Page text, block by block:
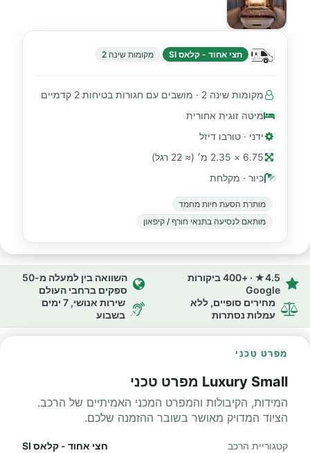
חצי אחוד - קלאס SI מקומות שינה 2
מקומות שינה 2 · מושבים עם חגורות בטיחות 2 קדמיים
מיטה זוגית אחורית
ידני · טורבו דיזל
6.75 × 2.35 מ׳ (≈ 22 רגל)
כיור · מקלחת
מותרת הסעת חיות מחמד
מותאם לנסיעה בתנאי חורף / קיפאון
4.5★ · +400 ביקורות
Google
השוואה בין למעלה מ-50
ספקים ברחבי העולם
מחירים סופיים, ללא
עמלות נסתרות
שירות אנושי, 7 ימים
בשבוע
מפרט טכני
Luxury Small מפרט טכני
המידות, הקיבולות והמפרט המכני האמיתיים של הרכב.
הציוד המדויק מאושר בשובר ההזמנה שלכם.
קטגוריית הרכב חצי אחוד - קלאס SI